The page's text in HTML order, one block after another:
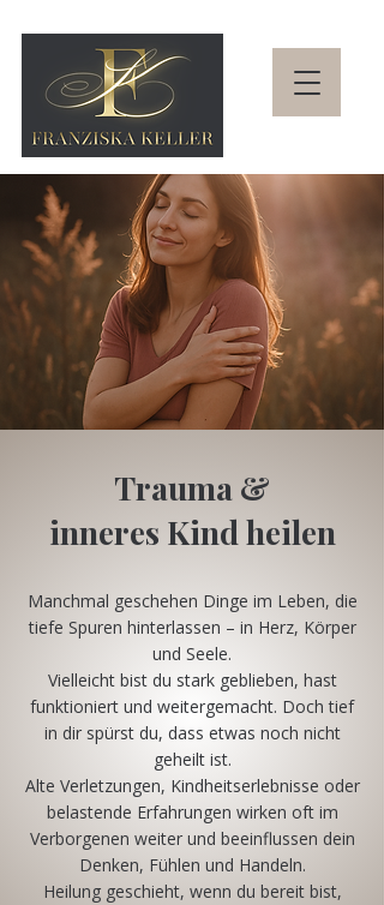
Trauma &
inneres Kind heilen
Manchmal geschehen Dinge im Leben, die
tiefe Spuren hinterlassen – in Herz, Körper
und Seele.
Vielleicht bist du stark geblieben, hast
funktioniert und weitergemacht. Doch tief
in dir spürst du, dass etwas noch nicht
geheilt ist.
Alte Verletzungen, Kindheitserlebnisse oder
belastende Erfahrungen wirken oft im
Verborgenen weiter und beeinflussen dein
Denken, Fühlen und Handeln.
Heilung geschieht, wenn du bereit bist,